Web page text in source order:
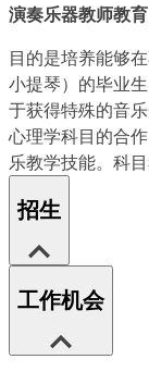
演奏乐器教师教育
目的是培养能够
小提琴）的毕业
于获得特殊的音
心理学科目的合
乐教学技能。科
招生
工作机会